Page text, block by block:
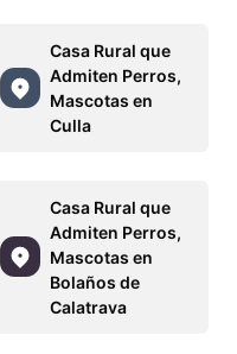
Casa Rural que
Admiten Perros,
Mascotas en
Culla
Casa Rural que
Admiten Perros,
Mascotas en
Bolaños de
Calatrava